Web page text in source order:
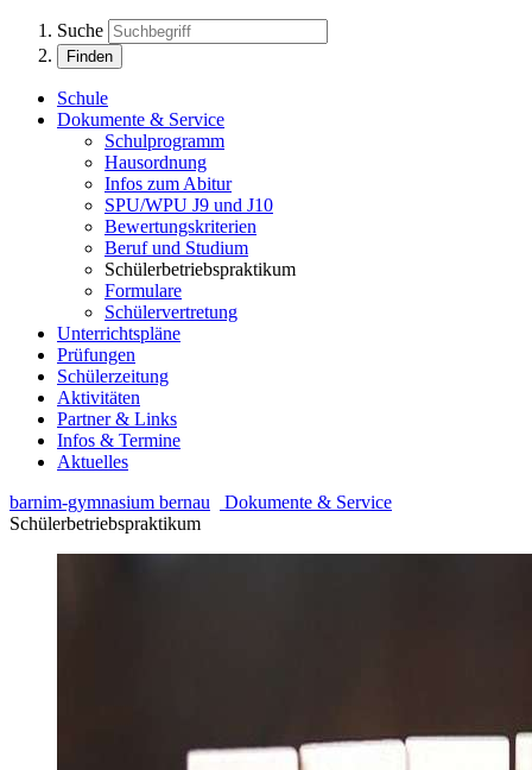
Suche
Finden
Schule
Dokumente & Service
Schulprogramm
Hausordnung
Infos zum Abitur
SPU/WPU J9 und J10
Bewertungskriterien
Beruf und Studium
Schülerbetriebspraktikum
Formulare
Schülervertretung
Unterrichtspläne
Prüfungen
Schülerzeitung
Aktivitäten
Partner & Links
Infos & Termine
Aktuelles
barnim-gymnasium bernau
Dokumente & Service
Schülerbetriebspraktikum